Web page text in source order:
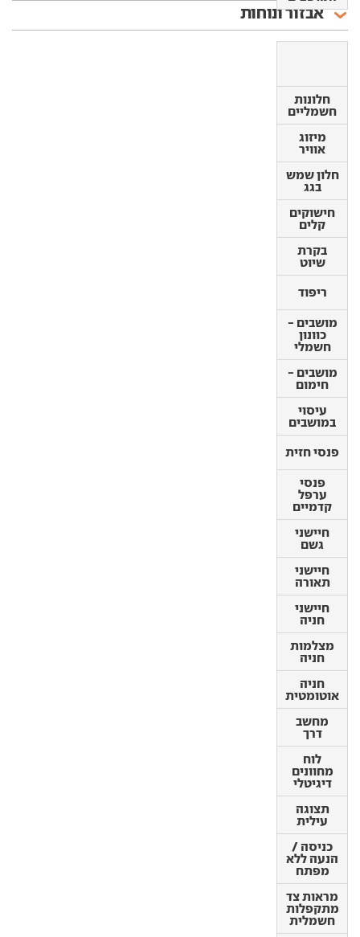
אבזור ונוחות
חלונות
חשמליים
מיזוג
אוויר
חלון שמש
בגג
חישוקים
קלים
בקרת
שיוט
ריפוד
מושבים -
כוונון
חשמלי
מושבים -
חימום
עיסוי
במושבים
פנסי חזית
פנסי
ערפל
קדמיים
חיישני
גשם
חיישני
תאורה
חיישני
חניה
מצלמות
חניה
חניה
אוטומטית
מחשב
דרך
לוח
מחוונים
דיגיטלי
תצוגה
עילית
כניסה /
הנעה ללא
מפתח
מראות צד
מתקפלות
חשמלית
חלונות
חשמליים
מיזוג
אוויר
חלון שמש
בגג
חישוקים
קלים
בקרת
שיוט
ריפוד
מושבים -
כוונון
חשמלי
מושבים -
חימום
עיסוי
במושבים
פנסי חזית
ערפל
קדמיים
חיישני
גשם
חיישני
תאורה
חיישני
חניה
מצלמות
חניה
חניה
אוטומטית
מחשב דרך
לוח
מחוונים
דיגיטלי
תצוגה
עילית
כניסה /
הנעה ללא
מפתח
מראות צד
מתקפלות
חשמלית
מראות
נגד סנוור